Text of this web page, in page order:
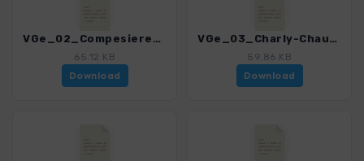
VGe_02_Compesieres-Charly_4475_1.gpx
65.12 KB
Download
VGe_03_Charly-Chaumont_4475_1.gpx
59.86 KB
Download